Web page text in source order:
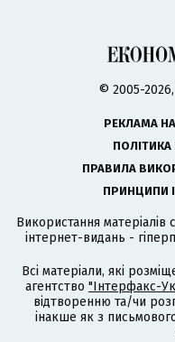
© 2005-
РЕКЛАМА
ПОЛІТИКА
ПРАВИЛА
ПРИНЦИПИ
Використання
інтернет-видань -
Всі матеріали, які
агентство "Інтерфакс-
відтворенню та/чи
інакше як з